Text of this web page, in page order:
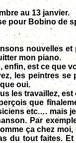
au 13 janvier.
pour Bobino de
nouvelles
mon piano.
est ce que
les peintres
oui.
les travaillez,
que
etc.… mais
Par
ça chez
du tout faites.